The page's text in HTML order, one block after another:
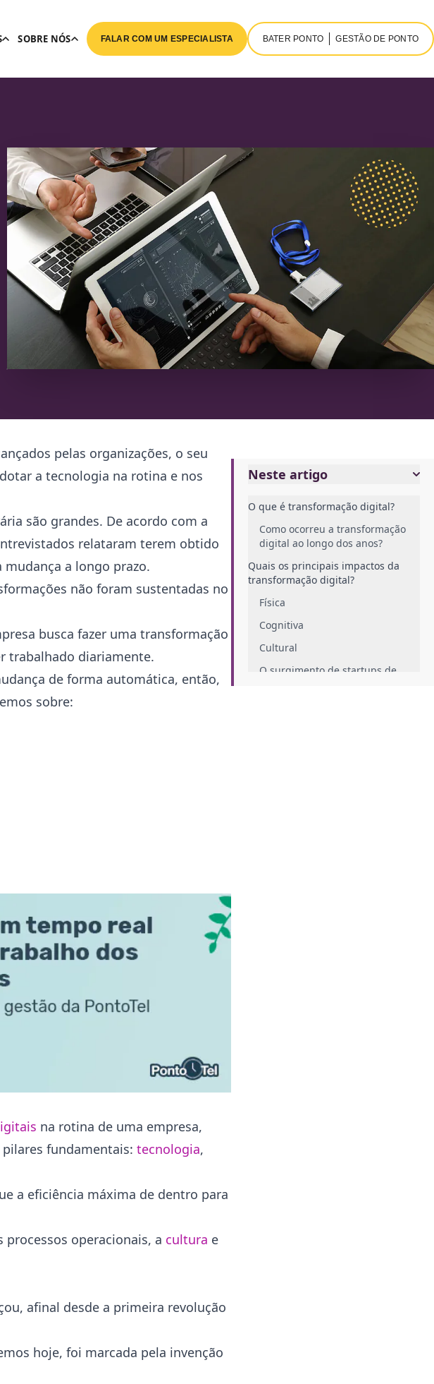
SOBRE NÓS FALAR COM UM ESPECIALISTA BATER PONTO GESTÃO DE PONTO
Neste artigo
O que é transformação digital?
Como ocorreu a transformação
digital ao longo dos anos?
Quais os principais impactos da
transformação digital?
Física
Cognitiva
Cultural
O surgimento de startups de
pelas organizações, o seu
a tecnologia na rotina e nos
são grandes. De acordo com a
relataram terem obtido
a longo prazo.
não foram sustentadas no
busca fazer uma transformação
trabalhado diariamente.
de forma automática, então,
sobre:
na rotina de uma empresa,
fundamentais: tecnologia,
a eficiência máxima de dentro para
operacionais, a cultura e
afinal desde a primeira revolução
hoje, foi marcada pela invenção